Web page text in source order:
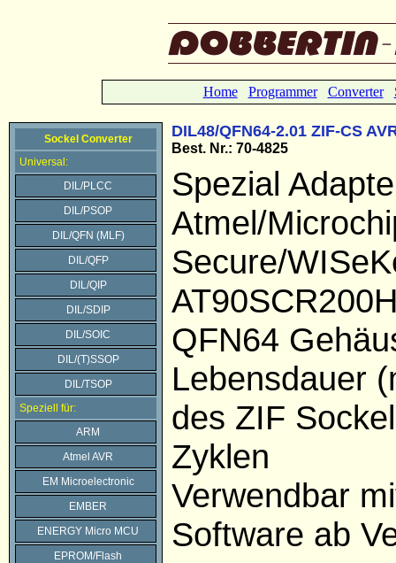
Home Programmer Converter
Sockel Converter
Universal:
DIL/PLCC
DIL/PSOP
DIL/QFN (MLF)
DIL/QFP
DIL/QIP
DIL/SDIP
DIL/SOIC
DIL/(T)SSOP
DIL/TSOP
Speziell für:
ARM
Atmel AVR
EM Microelectronic
EMBER
ENERGY Micro MCU
EPROM/Flash
DIL48/QFN64-2.01 ZIF-CS
Best. Nr.: 70-4825
Spezial
Atmel/
Secure/
QFN64
Lebensdauer
des ZIF
Zyklen
Verwendbar
Software ab